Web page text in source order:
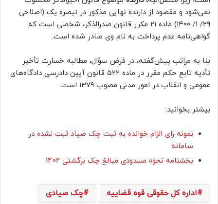
نمی‌شود و مقصود از دارنده نهایی مذکور در تبصره یک (اصلاحی
۲۹/ ۱/ ۱۴۰۰) ماده ۲۱ مکرر قانون صدرالذکر، شخصی است که
گواهی‌نامه عدم پرداخت به نام وی صادر شده است.
بنا به مراتب پیش‌گفته، در فرض سؤال، مطالبه خسارت تأخیر
تأدیه تابع حکم مقرر در ماده ۵۲۲ قانون آیین دادرسی دادگاه‌های
عمومی و انقلاب در امور مدنی مصوب ۱۳۷۹ است.
بیشتر بخوانید:
نمونه رای الزام خوانده به ثبت چک صیاد ثبت نشده در
سامانه
بخشنامه نحوه مسدودی مبالغ چک برگشتی 1402
اداره کل حقوقی قوه قضاییه چک صیادی